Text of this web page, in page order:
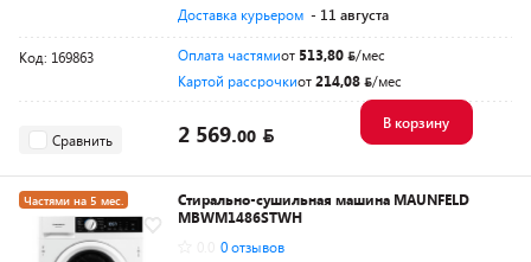
Доставка курьером - 11 августа
Код: 169863 Оплата частямиот 513,80
/мес
Картой рассрочкиот214,08 /мес
Сравнить 2 569.00
В корзину
Частями на 5 мес.
Стирально-сушильная машина MAUNFELD
MBWM1486STWH
0 отзывов